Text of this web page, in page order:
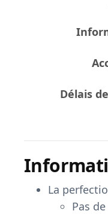
offert
Délais
La
Pas